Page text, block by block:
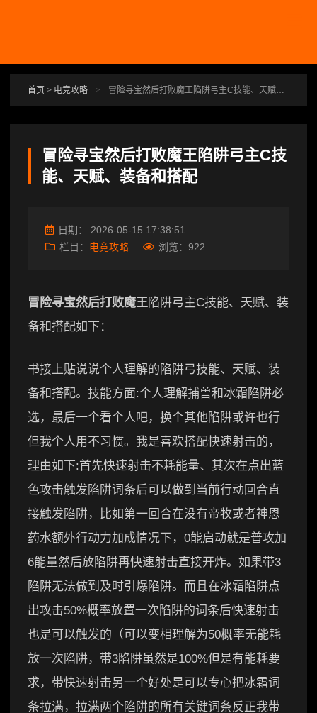
首页 > 电竞攻略 > 冒险寻宝然后打败魔王陷阱弓主C技能、天赋、装备和搭配
冒险寻宝然后打败魔王陷阱弓主C技
能、天赋、装备和搭配
日期： 2026-05-15 17:38:51
栏目： 电竞攻略 浏览： 922
冒险寻宝然后打败魔王陷阱弓主C技能、天赋、装
备和搭配如下：
书接上贴说说个人理解的陷阱弓技能、天赋、装
备和搭配。技能方面:个人理解捕兽和冰霜陷阱必
选，最后一个看个人吧，换个其他陷阱或许也行
但我个人用不习惯。我是喜欢搭配快速射击的，
理由如下:首先快速射击不耗能量、其次在点出蓝
色攻击触发陷阱词条后可以做到当前行动回合直
接触发陷阱，比如第一回合在没有帝牧或者神恩
药水额外行动力加成情况下，0能启动就是普攻加
6能量然后放陷阱再快速射击直接开炸。如果带3
陷阱无法做到及时引爆陷阱。而且在冰霜陷阱点
出攻击50%概率放置一次陷阱的词条后快速射击
也是可以触发的（可以变相理解为50概率无能耗
放一次陷阱，带3陷阱虽然是100%但是有能耗要
求，带快速射击另一个好处是可以专心把冰霜词
条拉满，拉满两个陷阱的所有关键词条反正我带